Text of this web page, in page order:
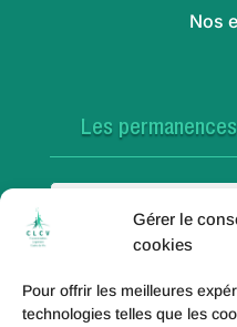
Gérer le
cookies
Pour offrir les meilleures
technologies telles que les
Nos
Les
Paris 18e
Paris 20e